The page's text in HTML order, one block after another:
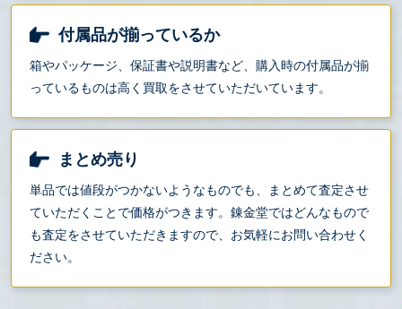
付属品が揃っているか
箱やパッケージ、保証書や説明書など、購入時の付属品が揃
っているものは高く買取をさせていただいています。
まとめ売り
単品では値段がつかないようなものでも、まとめて査定させ
ていただくことで価格がつきます。錬金堂ではどんなもので
も査定をさせていただきますので、お気軽にお問い合わせく
ださい。